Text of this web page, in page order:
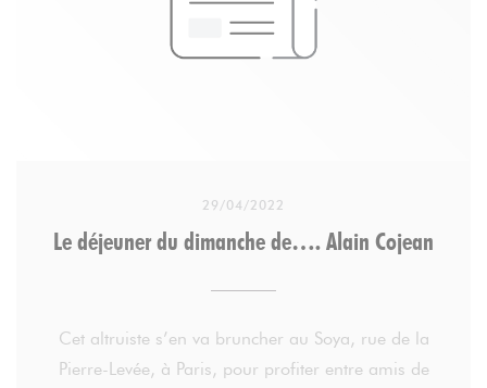
29/04/2022
Le déjeuner du dimanche de…. Alain Cojean
Cet altruiste s’en va bruncher au Soya, rue de la
Pierre-Levée, à Paris, pour profiter entre amis de